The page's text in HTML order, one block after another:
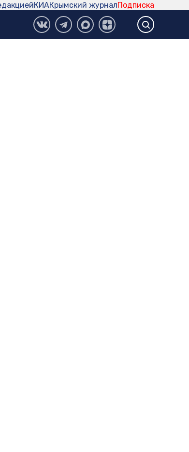
Подписка
Крымский журнал
КИА